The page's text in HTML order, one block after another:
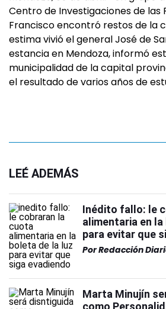
Centro de Investigaciones de las
Francisco encontró restos de la
estima vivió el general José de
estancia en Mendoza, informó
municipalidad de la capital
el resultado de varios años de
LEÉ ADEMÁS
Inédito fallo: le
alimentaria en
para evitar que
PorRedacción
Marta Minujín
como